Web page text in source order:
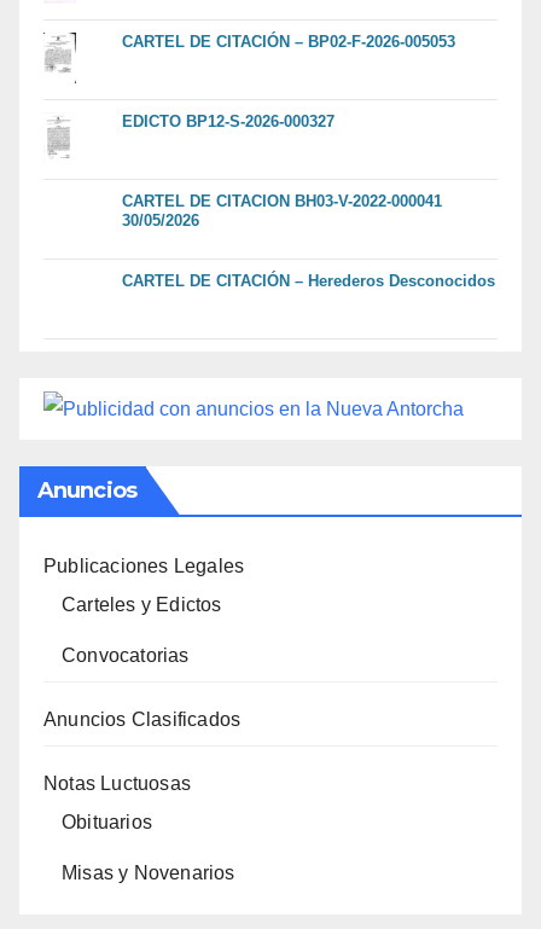
CARTEL DE CITACIÓN – BP02-F-2026-005053
EDICTO BP12-S-2026-000327
CARTEL DE CITACION BH03-V-2022-000041
30/05/2026
CARTEL DE CITACIÓN – Herederos Desconocidos
Anuncios
Publicaciones Legales
Carteles y Edictos
Convocatorias
Anuncios Clasificados
Notas Luctuosas
Obituarios
Misas y Novenarios